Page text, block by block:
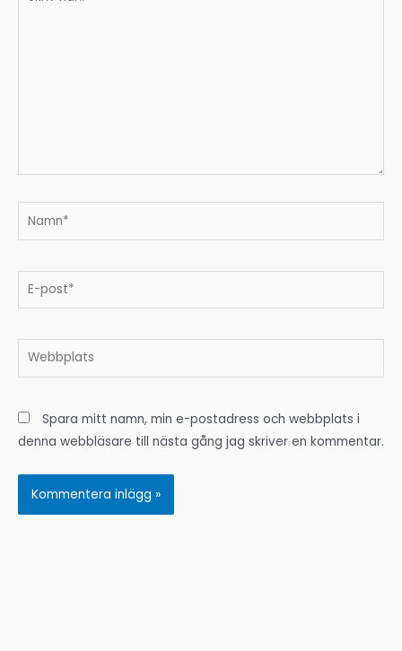
Namn*
E-
Webbplats
Spara mitt namn, min e-postadress och webbplats i
denna webbläsare till nästa gång jag skriver en kommentar.